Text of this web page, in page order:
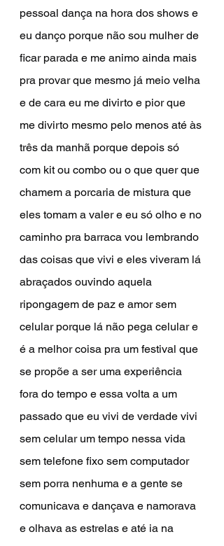
pessoal dança na hora dos shows e
eu danço porque não sou mulher de
ficar parada e me animo ainda mais
pra provar que mesmo já meio velha
e de cara eu me divirto e pior que
me divirto mesmo pelo menos até às
três da manhã porque depois só
com kit ou combo ou o que quer que
chamem a porcaria de mistura que
eles tomam a valer e eu só olho e no
caminho pra barraca vou lembrando
das coisas que vivi e eles viveram lá
abraçados ouvindo aquela
ripongagem de paz e amor sem
celular porque lá não pega celular e
é a melhor coisa pra um festival que
se propõe a ser uma experiência
fora do tempo e essa volta a um
passado que eu vivi de verdade vivi
sem celular um tempo nessa vida
sem telefone fixo sem computador
sem porra nenhuma e a gente se
comunicava e dançava e namorava
e olhava as estrelas e até ia na